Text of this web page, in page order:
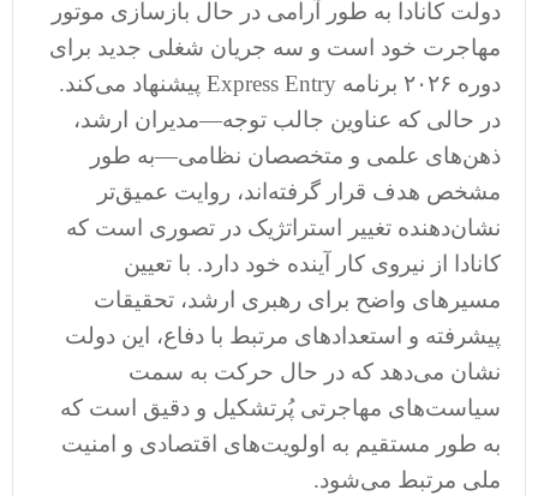
دولت کانادا به طور آرامی در حال بازسازی موتور
مهاجرت خود است و سه جریان شغلی جدید برای
دوره ۲۰۲۶ برنامه Express Entry پیشنهاد می‌کند.
در حالی که عناوین جالب توجه—مدیران ارشد،
ذهن‌های علمی و متخصصان نظامی—به طور
مشخص هدف قرار گرفته‌اند، روایت عمیق‌تر
نشان‌دهنده تغییر استراتژیک در تصوری است که
کانادا از نیروی کار آینده خود دارد. با تعیین
مسیرهای واضح برای رهبری ارشد، تحقیقات
پیشرفته و استعدادهای مرتبط با دفاع، این دولت
نشان می‌دهد که در حال حرکت به سمت
سیاست‌های مهاجرتی پُرتشکیل و دقیق است که
به طور مستقیم به اولویت‌های اقتصادی و امنیت
ملی مرتبط می‌شود.